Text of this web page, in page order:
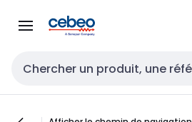
navigationau
Entrée de recherche